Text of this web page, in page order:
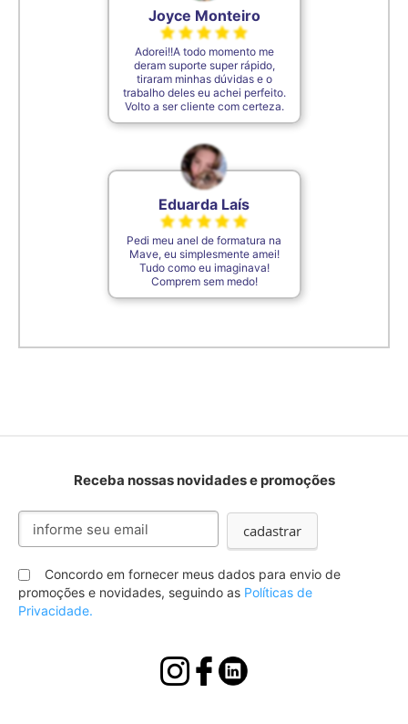
Joyce Monteiro
Adorei!!A todo momento me
deram suporte super rápido,
tiraram minhas dúvidas e o
trabalho deles eu achei perfeito.
Volto a ser cliente com certeza.
Eduarda Laís
Pedi meu anel de formatura na
Mave, eu simplesmente amei!
Tudo como eu imaginava!
Comprem sem medo!
Receba nossas novidades e promoções
Inscreva-
nossa
Newsletter:
cadastrar
Concordo em fornecer meus dados para envio de
promoções e novidades, seguindo as Políticas de
Privacidade.